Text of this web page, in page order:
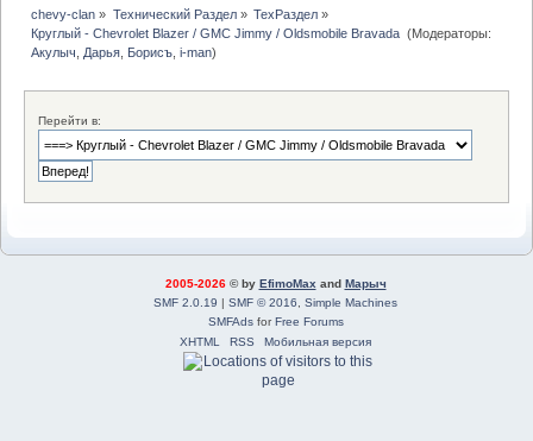
chevy-clan » Технический Раздел» ТехРаздел»
Круглый - Chevrolet Blazer / GMC Jimmy / Oldsmobile Bravada (Модераторы:
Акулыч
Дарья Борисъ ,i-man)
Перейти в:
2005-2026© by EfimoMax and Марыч
SMF 2.0.19 | SMF © 2016
Simple Machines
SMFAdsforFree Forums
XHTML
RSS Мобильная версия